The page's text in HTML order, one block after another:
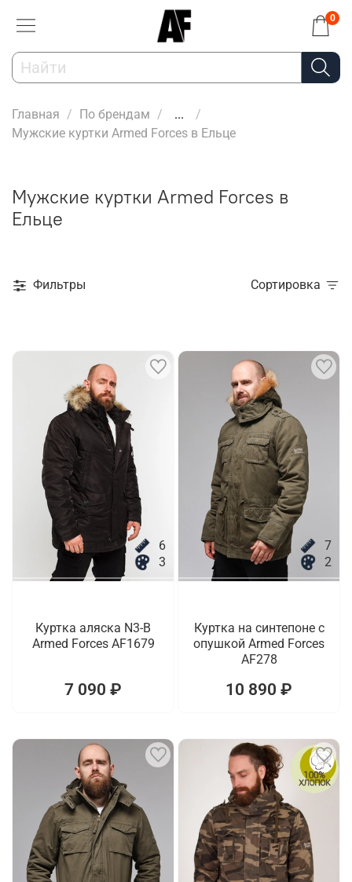
0
Главная По брендам
...
Мужские куртки Armed Forces в Ельце
Мужские куртки Armed Forces в
Ельце
Фильтры Сортировка
6
3
Куртка аляска N3-B
Armed Forces AF1679
7 090 ₽
7
2
Куртка на синтепоне с
опушкой Armed Forces
AF278
10 890 ₽